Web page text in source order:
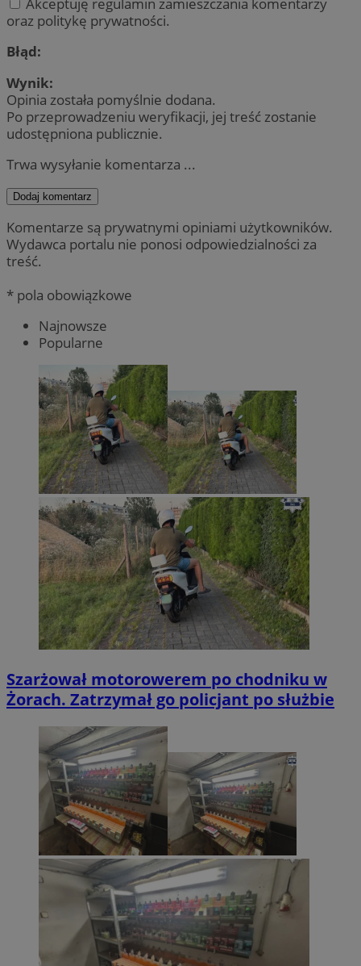
Akceptuję regulamin zamieszczania komentarzy
oraz politykę prywatności.
Błąd:
Wynik:
Opinia została pomyślnie dodana.
Po przeprowadzeniu weryfikacji, jej treść zostanie
udostępniona publicznie.
Trwa wysyłanie komentarza ...
Dodaj komentarz
Komentarze są prywatnymi opiniami użytkowników.
Wydawca portalu nie ponosi odpowiedzialności za
treść.
* pola obowiązkowe
Najnowsze
Popularne
Szarżował motorowerem po chodniku w
Żorach. Zatrzymał go policjant po służbie